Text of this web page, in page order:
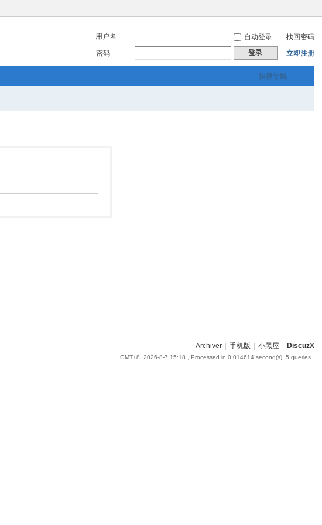
用户名 自动登录
找回密码
密码
登录 立即注册
快捷导航
Archiver 手机版 小黑屋 DiscuzX
GMT+8, 2026-8-7 15:18 , Processed in 0.014614 second(s), 5 queries .